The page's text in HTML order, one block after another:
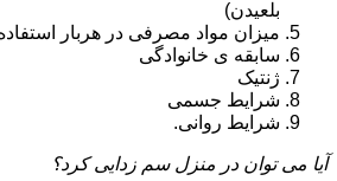
بلعیدن)
میزان مواد مصرفی در هربار
سابقه ی خانوادگی
ژنتیک
شرایط جسمی
شرایط روانی.
آیا می توان در منزل سم زدایی کرد؟